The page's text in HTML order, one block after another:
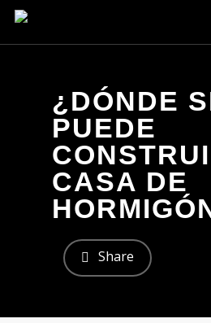
Skip
content
¿DÓNDE
PUEDE
CASA DE
Share